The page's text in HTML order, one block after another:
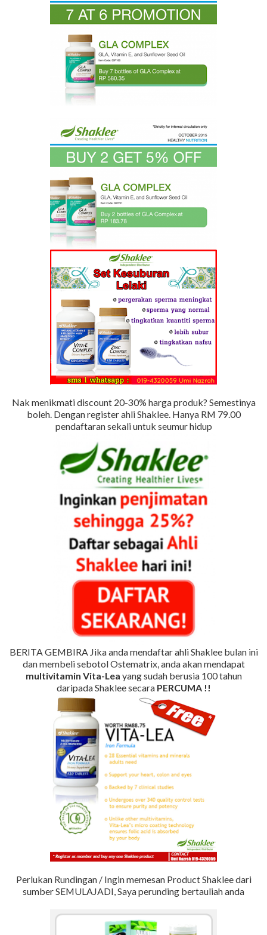
Nak menikmati discount 20-30% harga produk? Semestinya
boleh. Dengan register ahli Shaklee. Hanya RM 79.00
pendaftaran sekali untuk seumur hidup
BERITA GEMBIRA Jika anda mendaftar ahli Shaklee bulan ini
dan membeli sebotol Ostematrix, anda akan mendapat
multivitamin Vita-Lea yang sudah berusia 100 tahun
daripada Shaklee secara PERCUMA !!
Perlukan Rundingan / Ingin memesan Product Shaklee dari
sumber SEMULAJADI, Saya perunding bertauliah anda